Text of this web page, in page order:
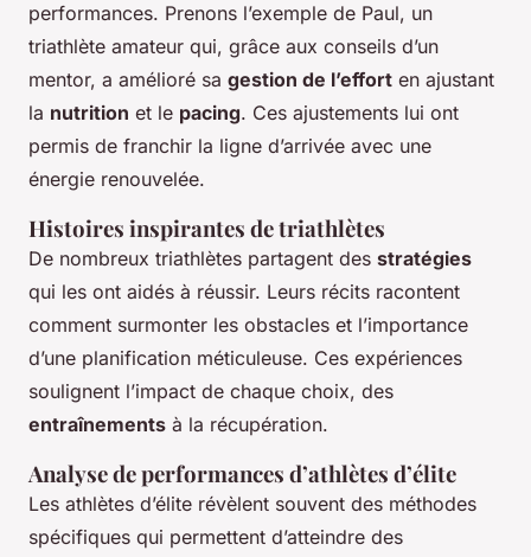
performances. Prenons l’exemple de Paul, un
triathlète amateur qui, grâce aux conseils d’un
mentor, a amélioré sa gestion de l’effort en ajustant
la nutrition et le pacing. Ces ajustements lui ont
permis de franchir la ligne d’arrivée avec une
énergie renouvelée.
Histoires inspirantes de triathlètes
De nombreux triathlètes partagent des stratégies
qui les ont aidés à réussir. Leurs récits racontent
comment surmonter les obstacles et l’importance
d’une planification méticuleuse. Ces expériences
soulignent l’impact de chaque choix, des
entraînements à la récupération.
Analyse de performances d’athlètes d’élite
Les athlètes d’élite révèlent souvent des méthodes
spécifiques qui permettent d’atteindre des